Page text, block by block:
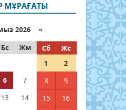
МҰРАҒАТЫ
2026 »
Бс Жм Сб
Жс
1
2
6 7 8
9
13 14 15
16